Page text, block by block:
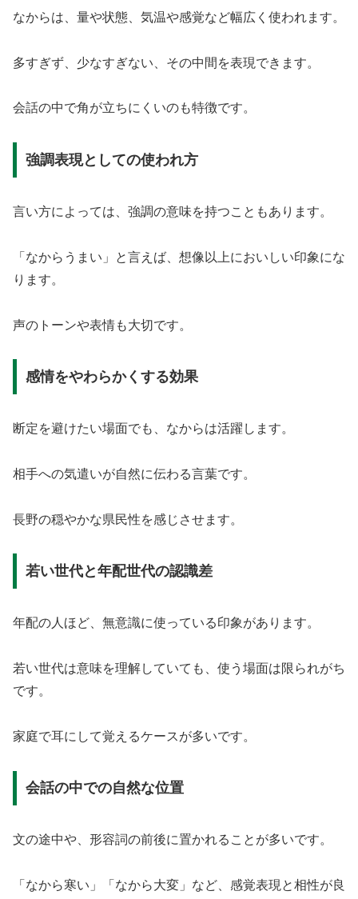
なからは、量や状態、気温や感覚など幅広く使われます。
多すぎず、少なすぎない、その中間を表現できます。
会話の中で角が立ちにくいのも特徴です。
強調表現としての使われ方
言い方によっては、強調の意味を持つこともあります。
「なからうまい」と言えば、想像以上においしい印象にな
ります。
声のトーンや表情も大切です。
感情をやわらかくする効果
断定を避けたい場面でも、なからは活躍します。
相手への気遣いが自然に伝わる言葉です。
長野の穏やかな県民性を感じさせます。
若い世代と年配世代の認識差
年配の人ほど、無意識に使っている印象があります。
若い世代は意味を理解していても、使う場面は限られがち
です。
家庭で耳にして覚えるケースが多いです。
会話の中での自然な位置
文の途中や、形容詞の前後に置かれることが多いです。
「なから寒い」「なから大変」など、感覚表現と相性が良